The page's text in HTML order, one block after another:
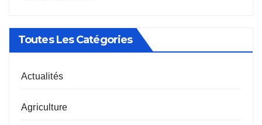
Toutes Les Catégories
Actualités
Agriculture